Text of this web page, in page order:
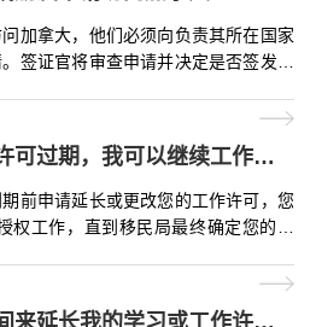
加拿大，他们必须向负责其所在国家
签证官将审查申请并决定是否签发签
如果我的加拿大工作许可过期，我可以继续工作吗？我如何向我的雇主证明这一点？
前申请延长或更改您的工作许可，您
权工作，直到移民局最终确定您的申
如果我需要更多的时间来延长我的学习或工作许可，我可以将我的身份改为访客吗？